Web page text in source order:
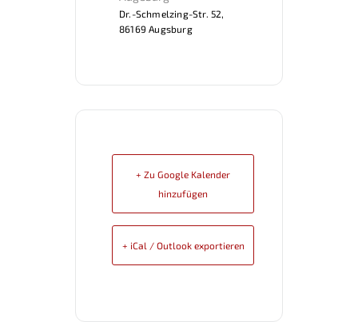
Dr.-Schmelzing-Str. 52,
86169 Augsburg
+ Zu Google Kalender
hinzufügen
+ iCal / Outlook exportieren